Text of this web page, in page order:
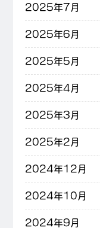
2025年7月
2025年6月
2025年5月
2025年4月
2025年3月
2025年2月
2024年12月
2024年10月
2024年9月